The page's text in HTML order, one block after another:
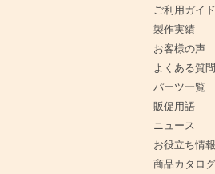
ご利用ガイド
製作実績
お客様の声
よくある質問
パーツ一覧
販促用語
ニュース
お役立ち情報
商品カタログ